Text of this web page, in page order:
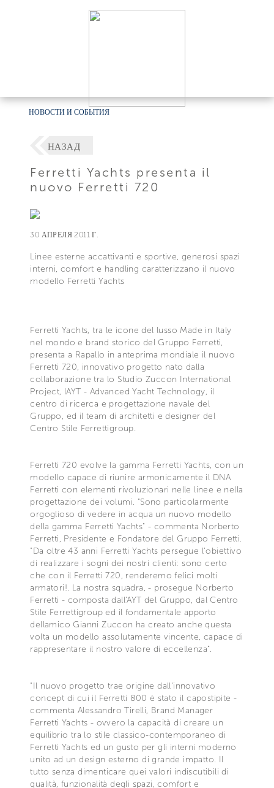
НОВОСТИ И СОБЫТИЯ
НАЗАД
Ferretti Yachts presenta il
nuovo Ferretti 720
30 АПРЕЛЯ 2011 Г.
Linee esterne accattivanti e sportive, generosi spazi
interni, comfort e handling caratterizzano il nuovo
modello Ferretti Yachts
Ferretti Yachts, tra le icone del lusso Made in Italy
nel mondo e brand storico del Gruppo Ferretti,
presenta a Rapallo in anteprima mondiale il nuovo
Ferretti 720, innovativo progetto nato dalla
collaborazione tra lo Studio Zuccon International
Project, lAYT - Advanced Yacht Technology, il
centro di ricerca e progettazione navale del
Gruppo, ed il team di architetti e designer del
Centro Stile Ferrettigroup.
Ferretti 720 evolve la gamma Ferretti Yachts, con un
modello capace di riunire armonicamente il DNA
Ferretti con elementi rivoluzionari nelle linee e nella
progettazione dei volumi. "Sono particolarmente
orgoglioso di vedere in acqua un nuovo modello
della gamma Ferretti Yachts" - commenta Norberto
Ferretti, Presidente e Fondatore del Gruppo Ferretti.
"Da oltre 43 anni Ferretti Yachts persegue l'obiettivo
di realizzare i sogni dei nostri clienti: sono certo
che con il Ferretti 720, renderemo felici molti
armatori!. La nostra squadra, - prosegue Norberto
Ferretti - composta dall'AYT del Gruppo, dal Centro
Stile Ferrettigroup ed il fondamentale apporto
dellamico Gianni Zuccon ha creato anche questa
volta un modello assolutamente vincente, capace di
rappresentare il nostro valore di eccellenza".
"Il nuovo progetto trae origine dall'innovativo
concept di cui il Ferretti 800 è stato il capostipite -
commenta Alessandro Tirelli, Brand Manager
Ferretti Yachts - ovvero la capacità di creare un
equilibrio tra lo stile classico-contemporaneo di
Ferretti Yachts ed un gusto per gli interni moderno
unito ad un design esterno di grande impatto. Il
tutto senza dimenticare quei valori indiscutibili di
qualità, funzionalità degli spazi, comfort e